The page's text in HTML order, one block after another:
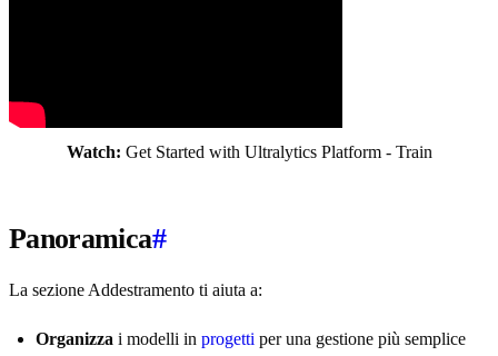
Watch: Get Started with Ultralytics Platform - Train
Panoramica#
La sezione Addestramento ti aiuta a:
Organizza i modelli in progetti per una gestione più semplice